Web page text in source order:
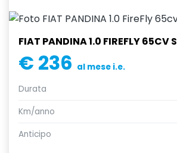
FIAT PANDINA 1.0 FIREFLY 65CV
€ 236 al mese i.e.
Durata
Km/anno
Anticipo